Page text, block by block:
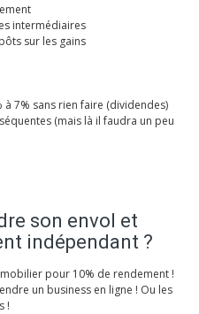
intermédiaires
sur les gains
7% sans rien faire (dividendes)
(mais là il faudra un peu
son envol et
indépendant ?
pour 10% de rendement !
un business en ligne ! Ou les
!